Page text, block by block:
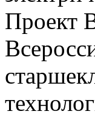
Проект